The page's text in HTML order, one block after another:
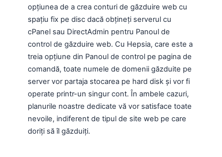
opțiunea de a crea conturi de găzduire web cu
spațiu fix pe disc dacă obțineți serverul cu
cPanel sau DirectAdmin pentru Panoul de
control de găzduire web. Cu Hepsia, care este a
treia opțiune din Panoul de control pe pagina de
comandă, toate numele de domenii găzduite pe
server vor partaja stocarea pe hard disk și vor fi
operate printr-un singur cont. În ambele cazuri,
planurile noastre dedicate vă vor satisface toate
nevoile, indiferent de tipul de site web pe care
doriți să îl găzduiți.